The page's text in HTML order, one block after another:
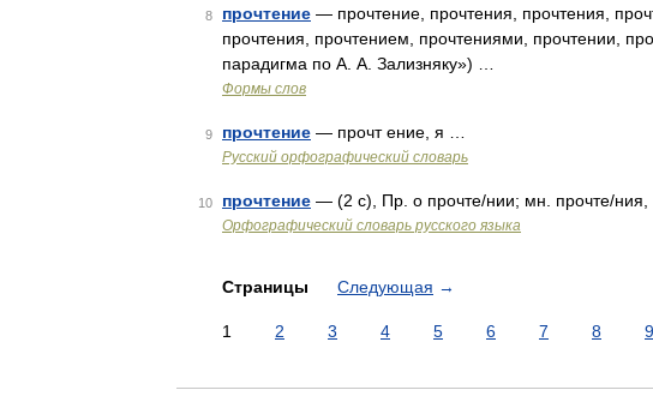
8 прочтение — прочтение, прочтения, прочтения,
прочтения, прочтением, прочтениями, прочтении,
парадигма по А. А. Зализняку») …
Формы слов
9 прочтение — прочт ение, я …
Русский орфографический словарь
10 прочтение — (2 с), Пр. о прочте/нии; мн. прочте/ния,
Орфографический словарь русского языка
Страницы Следующая →
1 2 3 4 5 6 7 8 9